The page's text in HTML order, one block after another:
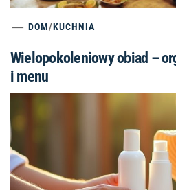
DOM/KUCHNIA
Wielopokoleniowy obiad –
i menu